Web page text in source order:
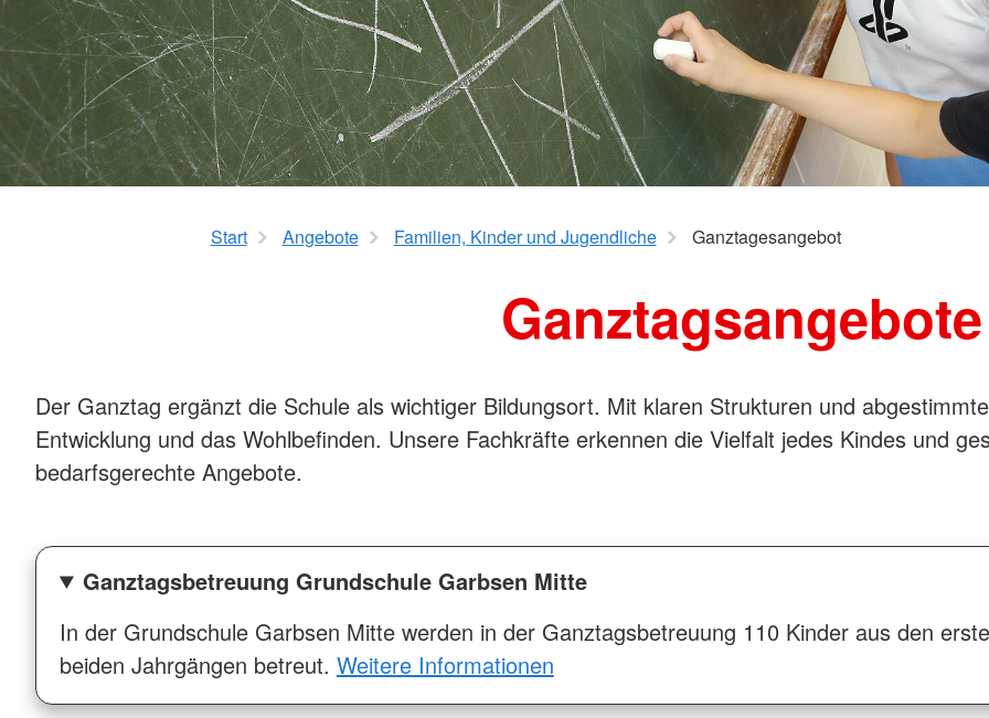
Ganztagesangebot
Angebote für Kinder und
Jugendliche
Kinder- und Jugendfreizeiten
Allgemeine Sozialberatung
Lebensmittelausgabe Mittelfeld
Secondhand-Shop Hannover-
Roderbruch
Verleih mobiler Rampen
Start Angebote Familien, Kinder und Jugendliche Ganztagesangebot
Ganztagsangebote
Der Ganztag ergänzt die Schule als wichtiger Bildungsort. Mit klaren Strukturen und
Entwicklung und das Wohlbefinden. Unsere Fachkräfte erkennen die Vielfalt jedes Kindes und
bedarfsgerechte Angebote.
Ganztagsbetreuung Grundschule Garbsen Mitte
In der Grundschule Garbsen Mitte werden in der Ganztagsbetreuung 110 Kinder aus den
beiden Jahrgängen betreut. Weitere Informationen